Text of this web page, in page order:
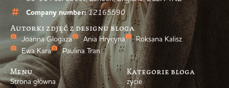
Company number: 12165590
Autorki zdjęć z designu bloga
Joanna Glogaza Ania Hrycyna
Roksana Kalisz
Ewa Kara
Paulina Tran
Menu
Strona główna
Kategorie bloga
życie